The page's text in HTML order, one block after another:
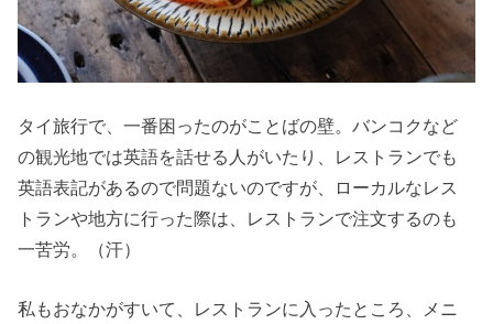
タイ旅行で、一番困ったのがことばの壁。バンコクなど
の観光地では英語を話せる人がいたり、レストランでも
英語表記があるので問題ないのですが、ローカルなレス
トランや地方に行った際は、レストランで注文するのも
一苦労。（汗）
私もおなかがすいて、レストランに入ったところ、メニ